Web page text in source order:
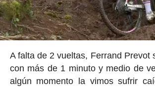
A falta de 2 vueltas, Ferrand Prevot
con más de 1 minuto y medio de
algún momento la vimos sufrir